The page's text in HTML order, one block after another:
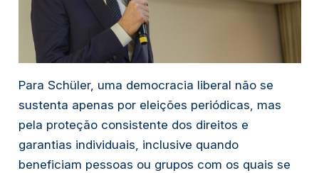
Para Schüler, uma democracia liberal não se
sustenta apenas por eleições periódicas, mas
pela proteção consistente dos direitos e
garantias individuais, inclusive quando
beneficiam pessoas ou grupos com os quais se